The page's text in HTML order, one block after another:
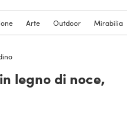
Arte Outdoor Mirabilia
legno di noce,